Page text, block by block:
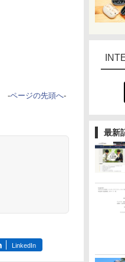
最新
-ページの先頭へ-
LinkedIn